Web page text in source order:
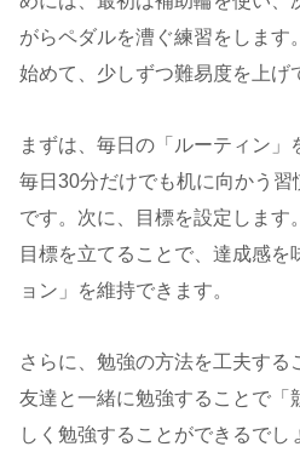
がらペダルを漕ぐ練習をします
始めて、少しずつ難易度を上げ
まずは、毎日の「ルーティン」
毎日30分だけでも机に向かう
です。次に、目標を設定します
目標を立てることで、達成感を
ョン」を維持できます。
さらに、勉強の方法を工夫する
友達と一緒に勉強することで「
しく勉強することができるで